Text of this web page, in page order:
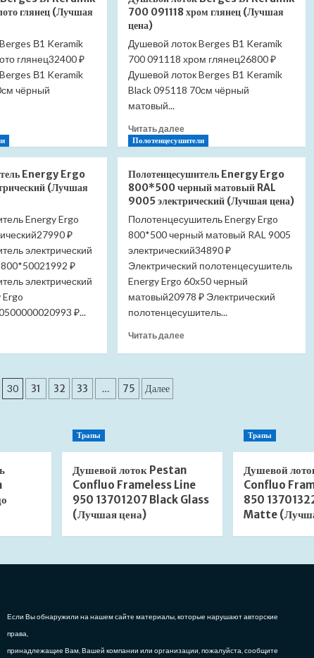
душевых
поддонов
S-
10
18241110-
00
глянец (Лучшая
В1 Keramik
глянец32400 ₽
В1 Keramik
чёрный
700 091118 хром глянец (Лучшая
цена)
Душевой лоток Berges В1 Keramik
700 091118 хром глянец26800 ₽
Душевой лоток Berges В1 Keramik
Black 095118 70см чёрный
матовый...
Читать далееПрочитать
больше
лоток
Berges
В1
Keramik
700
091118
хром
(Лучшая
цена)
Energy Ergo
(Лучшая
Energy Ergo
₽
электрический
800*50021992 ₽
электрический
₽...
Полотенцесушители
Полотенцесушитель Energy Ergo
800*500 черный матовый RAL
9005 электрический (Лучшая цена)
Полотенцесушитель Energy Ergo
800*500 черный матовый RAL 9005
электрический34890 ₽
Электрический полотенцесушитель
Energy Ergo 60х50 черный
матовый20978 ₽ Электрический
полотенцесушитель...
Читать далееПрочитать
RAL
9005
электрический
(Лучшая
30 31 32 33 … 75 Далее
Трапы
Душевой лоток Pestan
Confluo Frameless Line
950 13701207 Black Glass
(Лучшая цена)
Трапы
Душевой
Confluo
850
Matte
Если Вы обнаружили на нашем сайте материалы, которые нарушают авторские
права,
принадлежащие Вам, Вашей компании или организации, пожалуйста, сообщите